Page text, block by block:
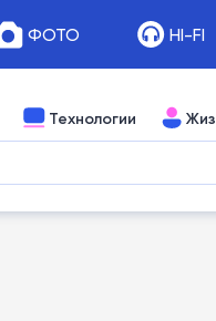
ФОТО HI-FI
Технологии